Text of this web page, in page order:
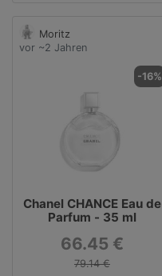
Moritz
vor ~2 Jahren
-16%
Chanel CHANCE Eau de
Parfum - 35 ml
66.45 €
79.14 €